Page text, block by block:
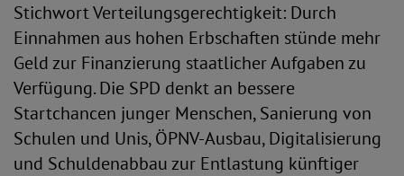
Stichwort Verteilungsgerechtigkeit: Durch
Einnahmen aus hohen Erbschaften stünde mehr
Geld zur Finanzierung staatlicher Aufgaben zu
Verfügung. Die SPD denkt an bessere
Startchancen junger Menschen, Sanierung von
Schulen und Unis, ÖPNV-Ausbau, Digitalisierung
und Schuldenabbau zur Entlastung künftiger